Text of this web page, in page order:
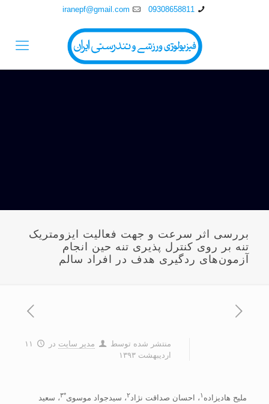
09308658811
iranepf@gmail.com
بررسی اثر سرعت و جهت فعاليت ايزومتريک
تنه بر روی کنترل پذيری تنه حين انجام
آزمون‌های ردگيری هدف در افراد سالم
منتشر شده توسط مدیر سایت در
۱۱
اردیبهشت ۱۳۹۳
مليح هاديزاده ۱، احسان صداقت نژاد۲، سيدجواد موسوی*۳ ، سعيد